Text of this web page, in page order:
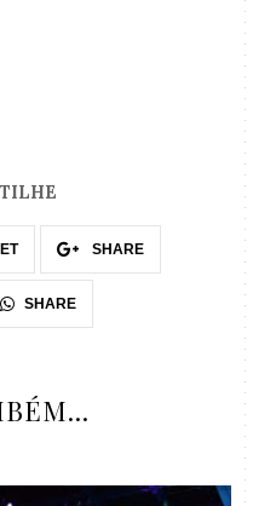
SHARE
SHARE